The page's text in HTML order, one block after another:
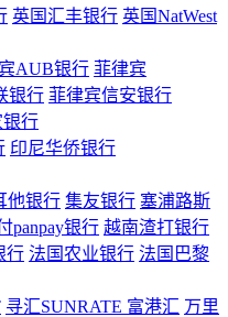
英国汇丰银行 英国NatWest
AUB银行 菲律宾
银行 菲律宾信安银行
行
印尼华侨银行
他银行 集友银行 塞浦路斯
panpay银行 越南渣打银行
行 法国农业银行 法国巴黎
寻汇SUNRATE 富港汇 万里